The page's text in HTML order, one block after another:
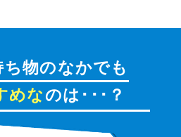
物のなかでも
めなのは･･･？